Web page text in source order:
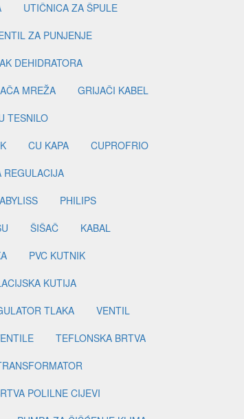
UTIČNICA ZA ŠPULE
ZA PUNJENJE
DEHIDRATORA
MREŽA
GRIJAČI KABEL
TESNILO
CU KAPA
CUPROFRIO
REGULACIJA
PHILIPS
ŠIŠAČ
KABAL
PVC KUTNIK
KUTIJA
TLAKA
VENTIL
TEFLONSKA BRTVA
POLILNE CIJEVI